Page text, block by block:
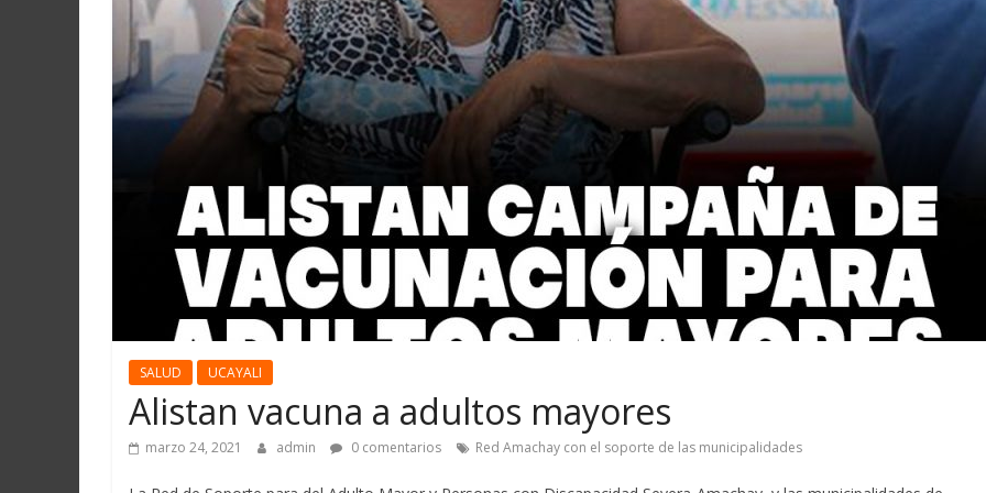
Martín
Loreto
SALUD UCAYALI
Alistan vacuna a adultos mayores
marzo 24, 2021 admin 0 comentarios Red Amachay con el soporte de las municipalidades